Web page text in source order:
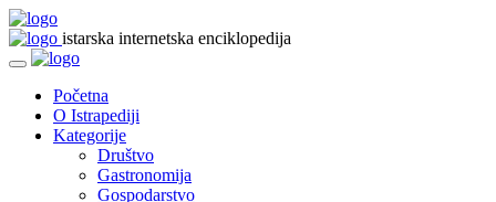
istarska internetska enciklopedija
Početna
O Istrapediji
Kategorije
Društvo
Gastronomija
Gospodarstvo